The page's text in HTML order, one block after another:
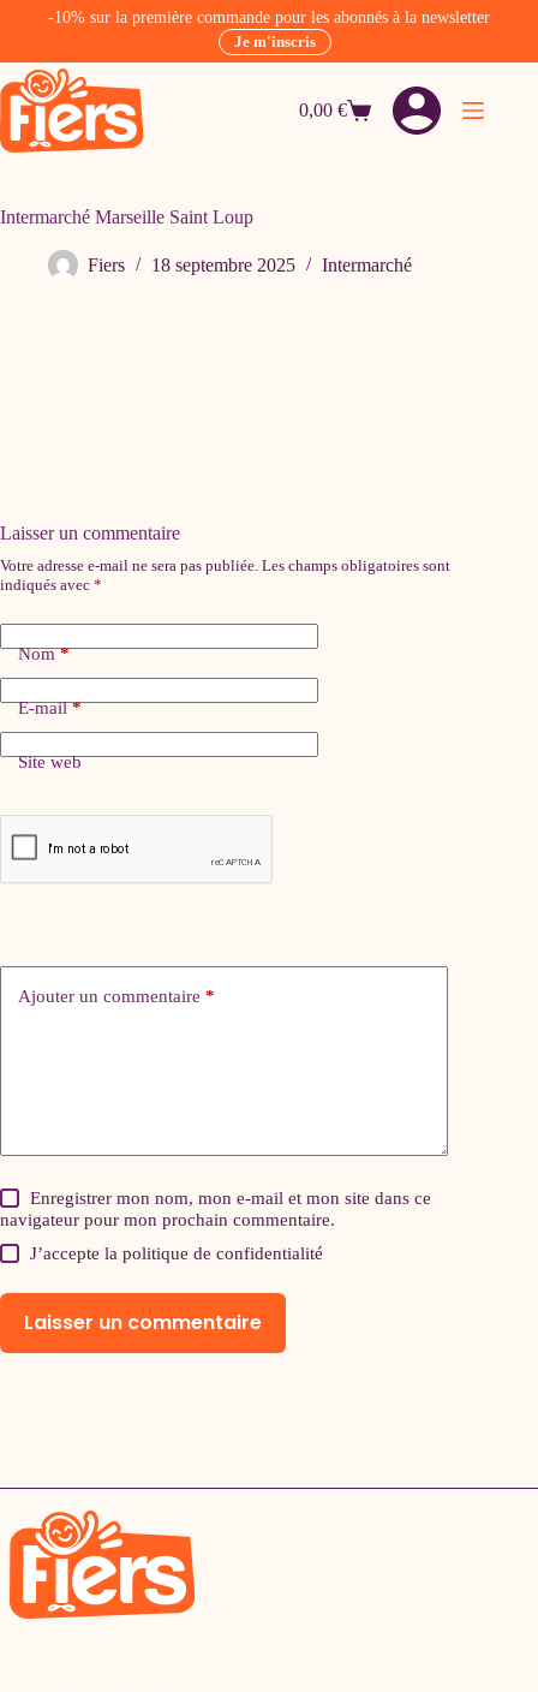
-10% sur la première commande pour les abonnés à la newsletter
Je m'inscris
Passer
au
contenu
Panier
0,00€
Intermarché Marseille Saint Loup
Fiers 18 septembre 2025 Intermarché
Laisser un commentaire
Votre adresse e-mail ne sera pas publiée. Les champs obligatoires sont
indiqués avec *
Nom*
E-mail*
Site web
Ajouter un commentaire *
Enregistrer mon nom, mon e-mail et mon site dans ce
navigateur pour mon prochain commentaire.
J’accepte lapolitique de confidentialité
Laisser un commentaire